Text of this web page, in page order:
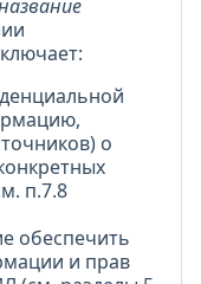
о
п.7.8
обеспечить
и прав